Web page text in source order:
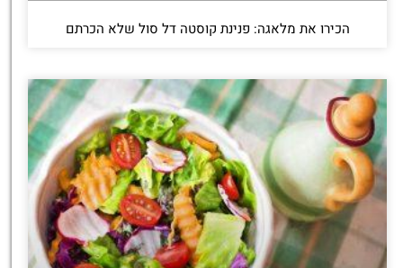
הכירו את מלאגה: פנינת קוסטה דל סול שלא הכרתם